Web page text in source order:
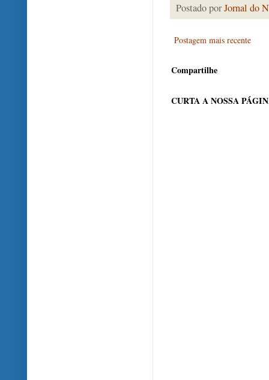
Postado porJornal do
Postagem mais recente
Compartilhe
CURTA A NOSSA